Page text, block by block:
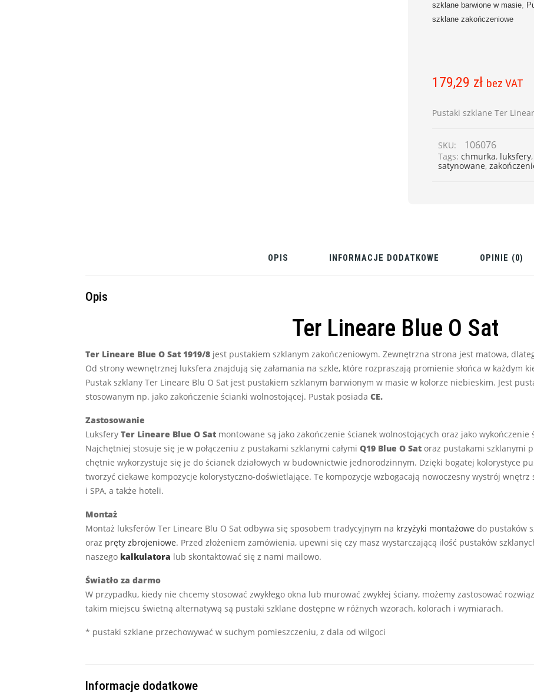
szklane barwione w masie,
szklane zakończeniowe
179,29 zł bez VAT
Pustaki szklane Ter
SKU: 106076
Tags:chmurka, luksfery,
satynowane,
OPIS INFORMACJE DODATKOWE OPINIE (0)
Opis
Ter Lineare Blue O Sat
Ter Lineare Blue O Sat 1919/8 jest pustakiem szklanym zakończeniowym. Zewnętrzna strona jest matowa,
Od strony wewnętrznej luksfera znajdują się załamania na szkle, które rozpraszają promienie słońca w każdym
Pustak szklany Ter Lineare Blu O Sat jest pustakiem szklanym barwionym w masie w kolorze niebieskim. Jest
stosowanym np. jako zakończenie ścianki wolnostojącej. Pustak posiadaCE.
Zastosowanie
LuksferyTer Lineare Blue O Sat montowane są jako zakończenie ścianek wolnostojących oraz jako
Najchętniej stosuje się je w połączeniu z pustakami szklanymi całymiQ19 Blue O Sat oraz pustakami szklanymi
chętnie wykorzystuje się je do ścianek działowych w budownictwie jednorodzinnym. Dzięki bogatej kolorystyce
tworzyć ciekawe kompozycje kolorystyczno-doświetlające. Te kompozycje wzbogacają nowoczesny wystrój
i SPA, a także hoteli.
Montaż
Montaż luksferów Ter Lineare Blu O Sat odbywa się sposobem tradycyjnym na krzyżyki montażowe do pustaków
oraz pręty zbrojeniowe. Przed złożeniem zamówienia, upewni się czy masz wystarczającą ilość pustaków
naszego kalkulatora lub skontaktować się z nami mailowo.
Światło za darmo
W przypadku, kiedy nie chcemy stosować zwykłego okna lub murować zwykłej ściany, możemy zastosować
takim miejscu świetną alternatywą są pustaki szklane dostępne w różnych wzorach, kolorach i wymiarach.
* pustaki szklane przechowywać w suchym pomieszczeniu, z dala od wilgoci
Informacje dodatkowe